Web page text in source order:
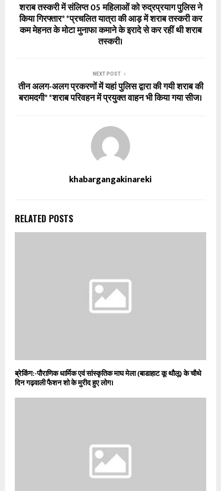
शराब तस्करी में संलिप्त 05 महिलाओं को रुद्रप्रयाग पुलिस ने
किया गिरफ्तार* *प्रचलित यात्रा की आड़ में शराब तस्करी कर
कम मेहनत के मोटा मुनाफा कमाने के इरादे से कर रहीं थी शराब
तस्करी।
NEXT POST
तीन अलग-अलग प्रकरणों में यहां पुलिस द्वारा की गयी शराब की
बरामदगी* *शराब परिवहन में प्रयुक्त वाहन भी किया गया सीज।
khabargangakinareki
RELATED POSTS
ब्रेकिंग:-पौराणिक धार्मिक एवं सांस्कृतिक माघ मेला (बाडाहाट कू थौलू) के चौथे
दिन गढ़वाली फैशन शो के मुरीद हुए लोग।